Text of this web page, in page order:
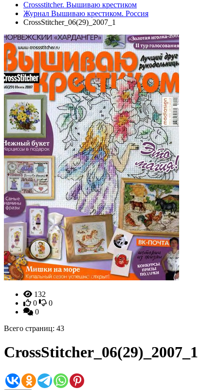
Crossstitcher. Вышиваю крестиком
Журнал Вышиваю крестиком. Россия
CrossStitcher_06(29)_2007_1
132
0
0
0
Всего страниц: 43
CrossStitcher_06(29)_2007_1